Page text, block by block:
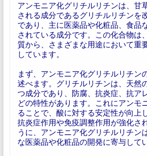
アンモニア化グリチルリチンは、甘
される成分であるグリチルリチンを
であり、主に医薬品や化粧品、食品
されている成分です。この化合物は
質から、さまざまな用途において重
しています。
まず、アンモニア化グリチルリチン
述べます。グリチルリチンは、天然
つ成分であり、防腐、抗炎症、抗ア
どの特性があります。これにアンモ
ることで、酸に対する安定性が向上
抗炎症作用や免疫調整作用が強化さ
うに、アンモニア化グリチルリチン
な医薬品や化粧品の開発に寄与して